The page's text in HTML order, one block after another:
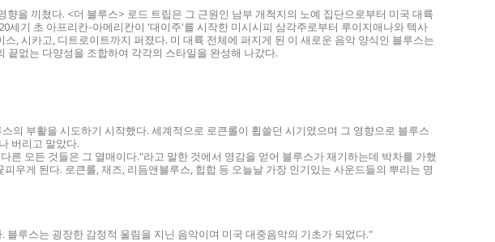
을 끼쳤다. <더 블루스> 로드 트립은 그 근원인 남부 개척지의 노예 집단으로부터 미국 대륙
기 초 아프리칸-아메리칸이 '대이주'를 시작한 미시시피 삼각주로부터 루이지애나와 텍사
, 시카고, 디트로이트까지 퍼졌다. 미 대륙 전체에 퍼지게 된 이 새로운 음악 양식인 블루스는
없는 다양성을 조합하여 각각의 스타일을 완성해 나갔다.
의 부활을 시도하기 시작했다. 세계적으로 로큰롤이 휩쓸던 시기였으며 그 영향으로 블루스
버리고 말았다.
모든 것들은 그 열매이다."라고 말한 것에서 영감을 얻어 블루스가 재기하는데 박차를 가했
우게 된다. 로큰롤, 재즈, 리듬앤블루스, 힙합 등 오늘날 가장 인기있는 사운드들의 뿌리는 명
루스는 굉장한 감정적 울림을 지닌 음악이며 미국 대중음악의 기초가 되었다."